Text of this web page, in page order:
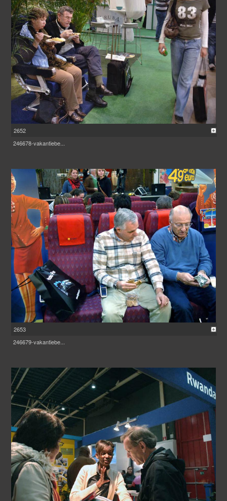
2652
246678-vakantiebe...
2653
246679-vakantiebe...